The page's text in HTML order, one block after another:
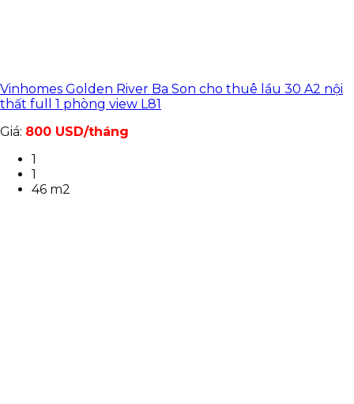
Vinhomes Golden River Ba Son cho thuê lầu 30 A2 nội
thất full 1 phòng view L81
Giá: 800 USD/tháng
1
1
46 m2